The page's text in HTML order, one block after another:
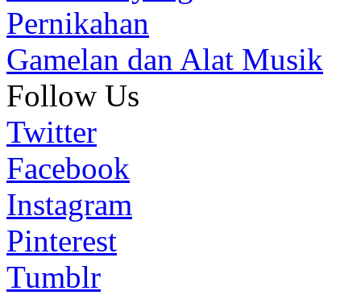
Pernikahan
Gamelan dan Alat Musik
Follow Us
Twitter
Facebook
Instagram
Pinterest
Tumblr